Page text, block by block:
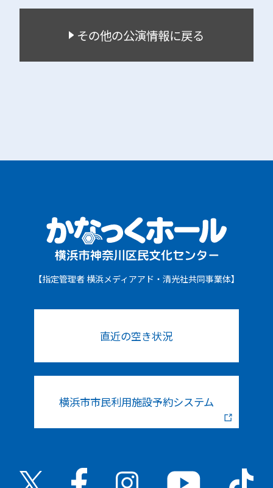
その他の公演情報に戻る
【指定管理者 横浜メディアアド・清光社共同事業体】
直近の空き状況
横浜市市民利用施設予約システム